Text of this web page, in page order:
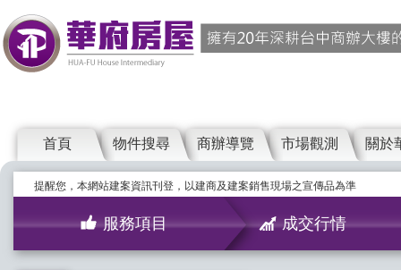
首頁 物件搜尋 商辦導覽 市場觀測 關於
提醒您，本網站建案資訊刊登，以建商及建案銷售現場之宣傳品為準
服務項目 成交行情